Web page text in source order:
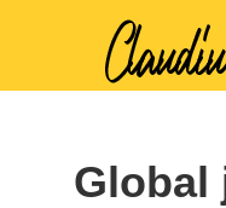
Global